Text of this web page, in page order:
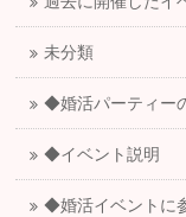
未分類
◆婚活パーティー
◆イベント説明
◆婚活イベントに